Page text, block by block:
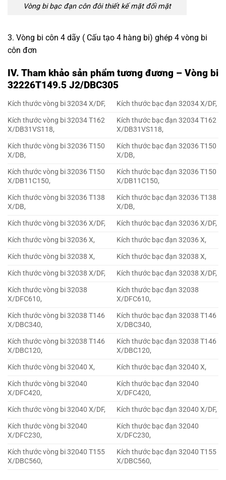
Vòng bi bạc đạn côn đôithiết kế mặt đối mặt
3. Vòng bi côn 4 dãy ( Cấu tạo 4 hàng bi) ghép 4 vòng bi
côn đơn
IV. Tham khảo sản phẩm tương đương – Vòng bi
32226T149.5 J2/DBC305
Kích thước vòng bi 32034 X/DF,
Kích thước bạc đạn 32034 X/DF,
Kích thước vòng bi 32034 T162
X/DB31VS118,
Kích thước bạc đạn 32034 T162
X/DB31VS118,
Kích thước vòng bi 32036 T150
X/DB,
Kích thước bạc đạn 32036 T150
X/DB,
Kích thước vòng bi 32036 T150
X/DB11C150,
Kích thước bạc đạn 32036 T150
X/DB11C150,
Kích thước vòng bi 32036 T138
X/DB,
Kích thước bạc đạn 32036 T138
X/DB,
Kích thước vòng bi 32036 X/DF,
Kích thước bạc đạn 32036 X/DF,
Kích thước vòng bi 32036 X,
Kích thước bạc đạn 32036 X,
Kích thước vòng bi 32038 X,
Kích thước bạc đạn 32038 X,
Kích thước vòng bi 32038 X/DF,
Kích thước bạc đạn 32038 X/DF,
Kích thước vòng bi 32038
X/DFC610,
Kích thước bạc đạn 32038
X/DFC610,
Kích thước vòng bi 32038 T146
X/DBC340,
Kích thước bạc đạn 32038 T146
X/DBC340,
Kích thước vòng bi 32038 T146
X/DBC120,
Kích thước bạc đạn 32038 T146
X/DBC120,
Kích thước vòng bi 32040 X,
Kích thước bạc đạn 32040 X,
Kích thước vòng bi 32040
X/DFC420,
Kích thước bạc đạn 32040
X/DFC420,
Kích thước vòng bi 32040 X/DF,
Kích thước bạc đạn 32040 X/DF,
Kích thước vòng bi 32040
X/DFC230,
Kích thước bạc đạn 32040
X/DFC230,
Kích thước vòng bi 32040 T155
X/DBC560,
Kích thước bạc đạn 32040 T155
X/DBC560,